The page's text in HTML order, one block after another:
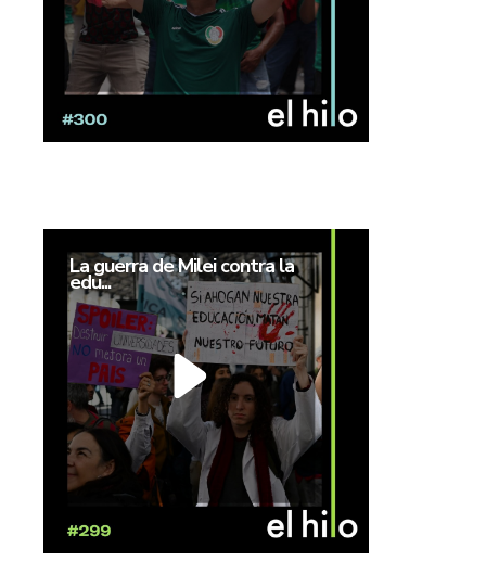
La guerra de Milei contra la
edu...